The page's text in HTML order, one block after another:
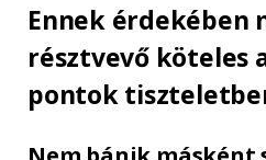
Ennek érdekében
résztvevő köteles
pontok